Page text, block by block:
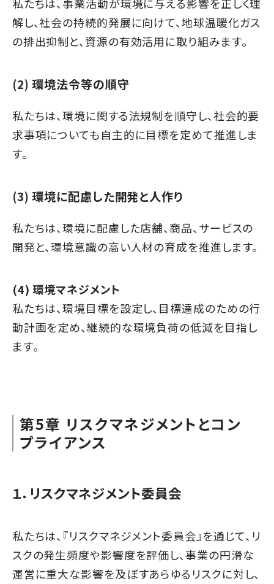
解し、社会の持続的発展に向けて、地球温暖化ガス
の排出抑制と、資源の有効活用に取り組みます。
(2) 環境法令等の順守
私たちは、環境に関する法規制を順守し、社会的要
求事項についても自主的に目標を定めて推進しま
す。
(3) 環境に配慮した開発と人作り
私たちは、環境に配慮した店舗、商品、サービスの
開発と、環境意識の高い人材の育成を推進します。
(4) 環境マネジメント
私たちは、環境目標を設定し、目標達成のための行
動計画を定め、継続的な環境負荷の低減を目指し
ます。
第5章 リスクマネジメントとコン
プライアンス
１．リスクマネジメント委員会
私たちは、『リスクマネジメント委員会』を通じて、リ
スクの発生頻度や影響度を評価し、事業の円滑な
運営に重大な影響を及ぼすあらゆるリスクに対し、